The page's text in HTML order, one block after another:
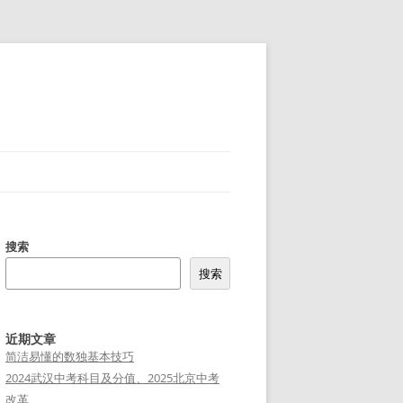
搜索
搜索
近期文章
简洁易懂的数独基本技巧
2024武汉中考科目及分值、2025北京中考
改革